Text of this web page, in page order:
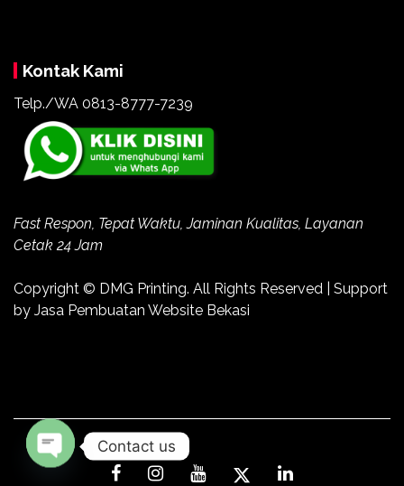
Kontak Kami
Telp./WA 0813-8777-7239
Fast Respon, Tepat Waktu, Jaminan Kualitas, Layanan
Cetak 24 Jam
Copyright © DMG Printing. All Rights Reserved | Support
by Jasa Pembuatan Website Bekasi
Contact us